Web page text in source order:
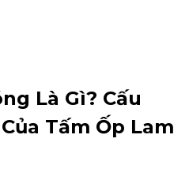
Là Gì? Cấu
Tấm Ốp Lam